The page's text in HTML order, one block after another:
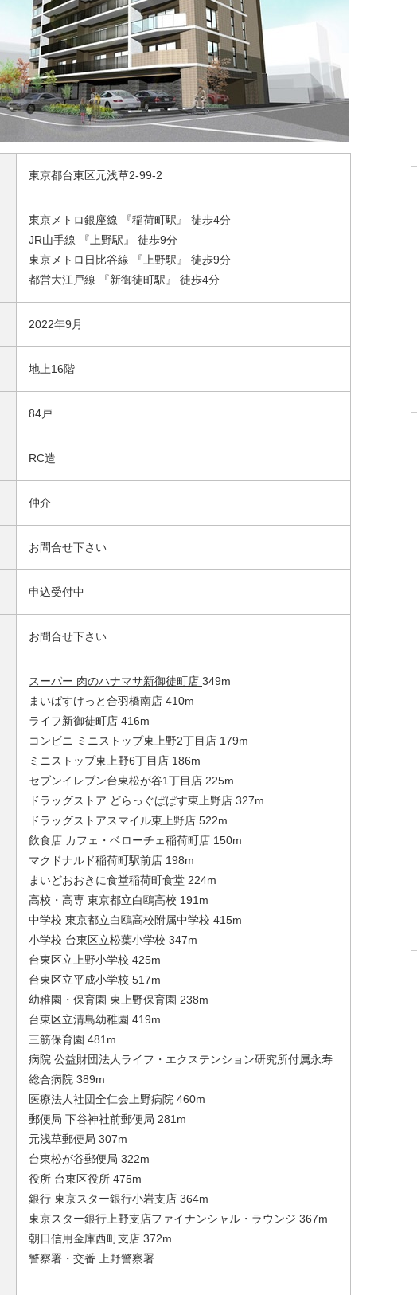
東京都台東区元浅草2-99-2
東京メトロ銀座線 『稲荷町駅』 徒歩4分
JR山手線 『上野駅』 徒歩9分
東京メトロ日比谷線 『上野駅』 徒歩9分
都営大江戸線 『新御徒町駅』 徒歩4分
2022年9月
地上16階
84戸
RC造
仲介
お問合せ下さい
申込受付中
お問合せ下さい
スーパー 肉のハナマサ新御徒町店 349m
まいばすけっと合羽橋南店 410m
ライフ新御徒町店 416m
コンビニ ミニストップ東上野2丁目店 179m
ミニストップ東上野6丁目店 186m
セブンイレブン台東松が谷1丁目店 225m
ドラッグストア どらっぐぱぱす東上野店 327m
ドラッグストアスマイル東上野店 522m
飲食店 カフェ・ベローチェ稲荷町店 150m
マクドナルド稲荷町駅前店 198m
まいどおおきに食堂稲荷町食堂 224m
高校・高専 東京都立白鴎高校 191m
中学校 東京都立白鴎高校附属中学校 415m
小学校 台東区立松葉小学校 347m
台東区立上野小学校 425m
台東区立平成小学校 517m
幼稚園・保育園 東上野保育園 238m
台東区立清島幼稚園 419m
三筋保育園 481m
病院 公益財団法人ライフ・エクステンション研究所付属永寿
総合病院 389m
医療法人社団全仁会上野病院 460m
郵便局 下谷神社前郵便局 281m
元浅草郵便局 307m
台東松が谷郵便局 322m
役所 台東区役所 475m
銀行 東京スター銀行小岩支店 364m
東京スター銀行上野支店ファイナンシャル・ラウンジ 367m
朝日信用金庫西町支店 372m
警察署・交番 上野警察署